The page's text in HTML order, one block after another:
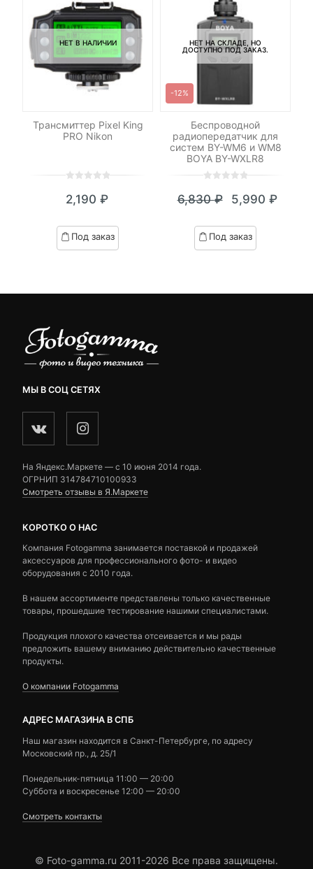
НЕТ В НАЛИЧИИ
Трансмиттер Pixel King
PRO Nikon
out
based
on
2,190 ₽
Под заказ
НЕТ НА СКЛАДЕ, НО
ДОСТУПНО ПОД ЗАКАЗ.
-12%
Беспроводной
радиопередатчик для
систем BY-WM6 и WM8
BOYA BY-WXLR8
out
based
on
6,830₽
цена
составляла
5,990 ₽
Текущая
цена:
5,990 ₽.
Под заказ
МЫ В СОЦ СЕТЯХ
На Яндекс.Маркете — c 10 июня 2014 года.
ОГРНИП 314784710100933
Смотреть отзывы в Я.Маркете
КОРОТКО О НАС
Компания Fotogamma занимается поставкой и продажей
аксессуаров для профессионального фото- и видео
оборудования с 2010 года.
В нашем ассортименте представлены только качественные
товары, прошедшие тестирование нашими специалистами.
Продукция плохого качества отсеивается и мы рады
предложить вашему вниманию действительно качественные
продукты.
О компании Fotogamma
АДРЕС МАГАЗИНА В СПБ
Наш магазин находится в Санкт-Петербурге, по адресу
Московский пр., д. 25/1
Понедельник-пятница 11:00 — 20:00
Суббота и воскресенье 12:00 — 20:00
Смотреть контакты
© Foto-gamma.ru 2011-2026 Все права защищены.